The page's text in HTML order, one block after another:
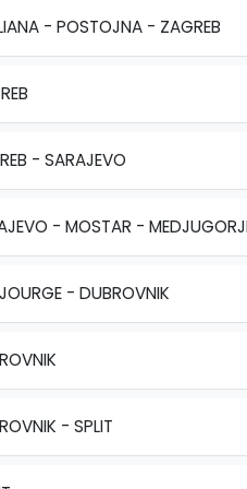
- POSTOJNA - ZAGREB
- SARAJEVO
- MOSTAR -
- DUBROVNIK
- SPLIT